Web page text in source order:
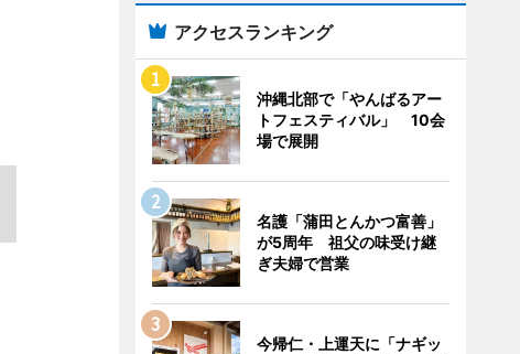
アクセスランキング
沖縄北部で「やんばるアー
トフェスティバル」 10会
場で展開
名護「蒲田とんかつ富善」
が5周年 祖父の味受け継
ぎ夫婦で営業
今帰仁・上運天に「ナギッ